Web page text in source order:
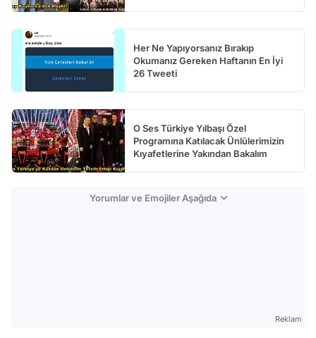
Her Ne Yapıyorsanız Bırakıp
Okumanız Gereken Haftanın En İyi
26 Tweeti
O Ses Türkiye Yılbaşı Özel
Programına Katılacak Ünlülerimizin
Kıyafetlerine Yakından Bakalım
Yorumlar ve Emojiler Aşağıda
Reklam